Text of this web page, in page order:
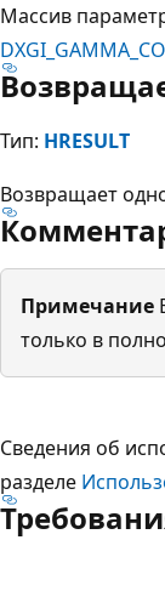
Массив
Тип: HRESULT
Возвращает
Примечание
только в
Сведения об
разделе